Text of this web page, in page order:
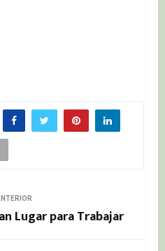
Lugar para Trabajar